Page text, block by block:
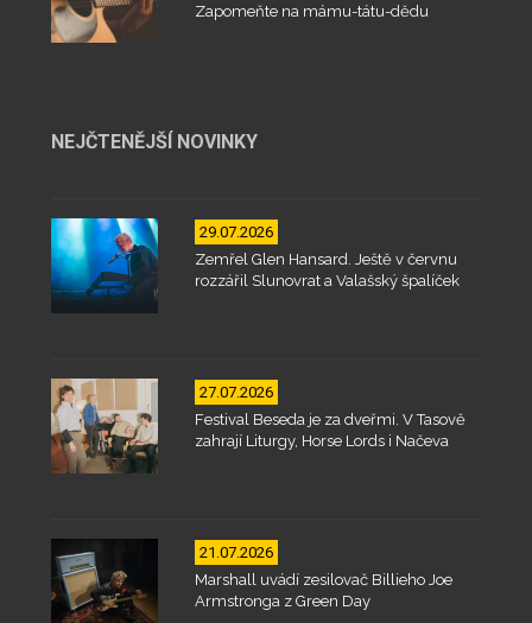
Zapomeňte na mámu-tátu-dědu
NEJČTENĚJŠÍ NOVINKY
29.07.2026
Zemřel Glen Hansard. Ještě v červnu
rozzářil Slunovrat a Valašský špalíček
27.07.2026
Festival Beseda je za dveřmi. V Tasově
zahrají Liturgy, Horse Lords i Načeva
21.07.2026
Marshall uvádí zesilovač Billieho Joe
Armstronga z Green Day